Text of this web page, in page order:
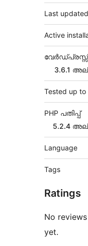
Last updated
Active
വേർഡ്പ്രസ്സ്
3.6.1
Tested up to
PHP പതിപ്പ്
5.2.4
Language
Tags
Ratings
No
yet.